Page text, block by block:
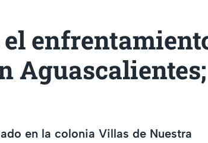
Aguascalientes;
en la colonia Villas de Nuestra